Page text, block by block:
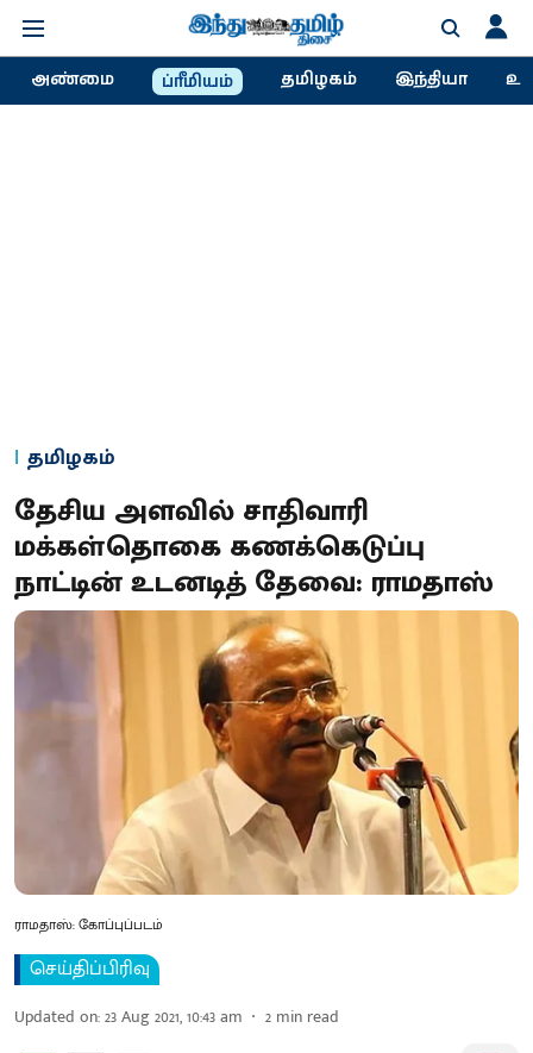
அண்மை ப்ரீமியம் தமிழகம் இந்தியா
தமிழகம்
தேசிய அளவில் சாதிவாரி
மக்கள்தொகை கணக்கெடுப்பு
நாட்டின் உடனடித் தேவை: ராமதாஸ்
ராமதாஸ்: கோப்புப்படம்
செய்திப்பிரிவு
Updated on:23 Aug 2021, 10:43 am 2 min read